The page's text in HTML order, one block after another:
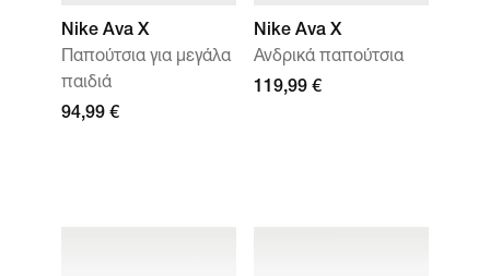
Nike Ava X
Παπούτσια για μεγάλα
παιδιά
94,99 €
Nike Ava X
Ανδρικά παπούτσια
119,99 €